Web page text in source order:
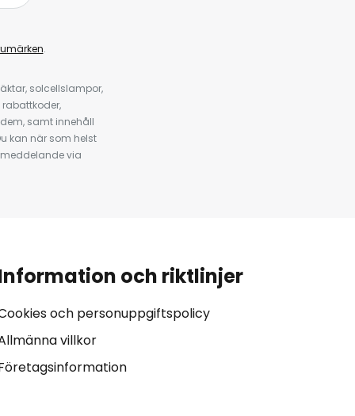
.
solcellslampor,
samt innehåll
kan när som helst
via
och riktlinjer
och personuppgiftspolicy
villkor